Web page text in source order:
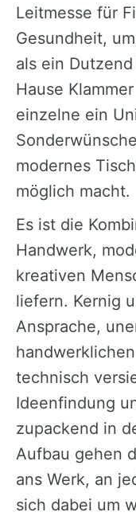
Leitmesse für
Gesundheit,
als ein
Hause
einzelne ein
modernes
möglich macht.
Es ist die
Handwerk,
kreativen
liefern. Kernig
Ansprache,
technisch
Ideenfindung
zupackend in
Aufbau gehen
ans Werk, an
sich dabei um